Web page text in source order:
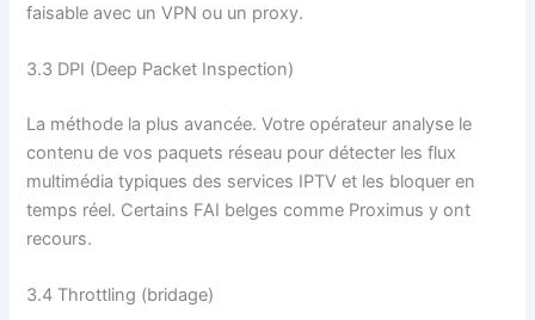
faisable avec un VPN ou un proxy.
3.3 DPI (Deep Packet Inspection)
La méthode la plus avancée. Votre opérateur analyse le
contenu de vos paquets réseau pour détecter les flux
multimédia typiques des services IPTV et les bloquer en
temps réel. Certains FAI belges comme Proximus y ont
recours.
3.4 Throttling (bridage)